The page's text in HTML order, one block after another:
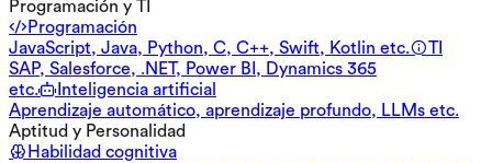
Programación y TI
Programación
JavaScript, Java, Python, C, C++, Swift, Kotlin etc.
TI
SAP, Salesforce, .NET, Power BI, Dynamics 365
etc.
Inteligencia artificial
Aprendizaje automático, aprendizaje profundo, LLMs etc.
Aptitud y Personalidad
Habilidad cognitiva